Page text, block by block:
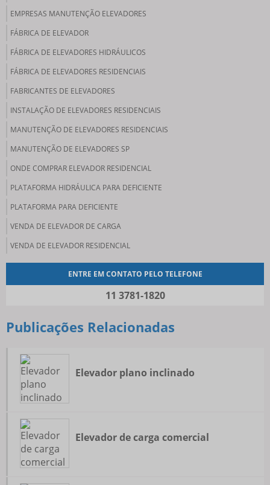
EMPRESAS MANUTENÇÃO ELEVADORES
FÁBRICA DE ELEVADOR
FÁBRICA DE ELEVADORES HIDRÁULICOS
FÁBRICA DE ELEVADORES RESIDENCIAIS
FABRICANTES DE ELEVADORES
INSTALAÇÃO DE ELEVADORES RESIDENCIAIS
MANUTENÇÃO DE ELEVADORES RESIDENCIAIS
MANUTENÇÃO DE ELEVADORES SP
ONDE COMPRAR ELEVADOR RESIDENCIAL
PLATAFORMA HIDRÁULICA PARA DEFICIENTE
PLATAFORMA PARA DEFICIENTE
VENDA DE ELEVADOR DE CARGA
VENDA DE ELEVADOR RESIDENCIAL
ENTRE EM CONTATO PELO TELEFONE
11 3781-1820
Publicações Relacionadas
Elevador plano inclinado
Elevador de carga comercial